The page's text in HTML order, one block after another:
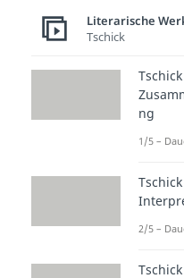
an
Literarische
Tschick
ng
1/5 –
2/5 –